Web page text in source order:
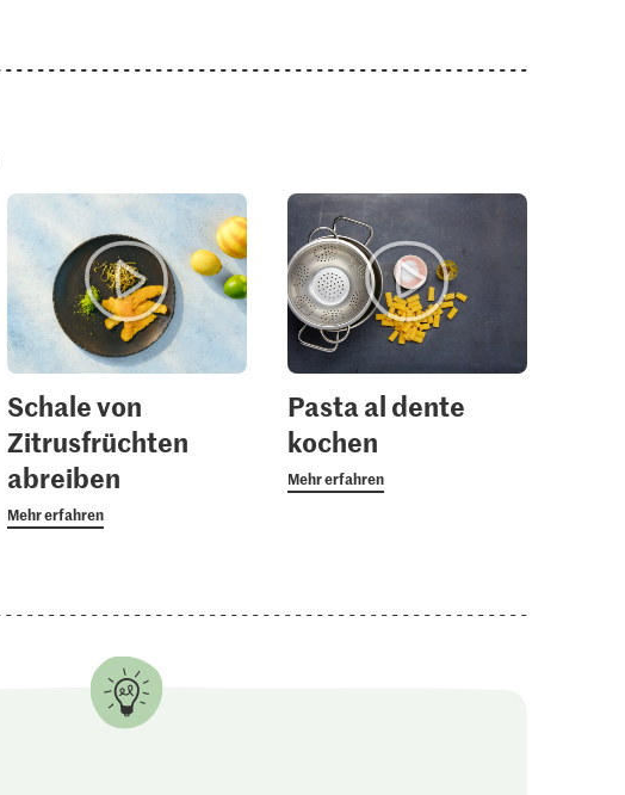
Schale von
Zitrusfrüchten
abreiben
Mehr erfahren
Pasta al dente
kochen
Mehr erfahren